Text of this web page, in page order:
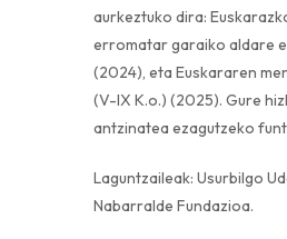
aurkeztuko dira:
erromatar garaiko aldare
(2024), eta Euskararen
(V-IX K.o.) (2025). Gure
antzinatea ezagutzeko
Laguntzaileak: Usurbilgo
Nabarralde Fundazioa.